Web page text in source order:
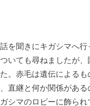
を聞きにキガシマへ行
いても尋ねましたが
。赤毛は遺伝による
直継と何か関係があ
シマのロビーに飾ら